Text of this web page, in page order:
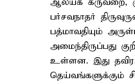
பர்சவநாதர்
பத்மாவதியும்
அமைந்திருப்பது
உள்ளன. இது
தெய்வங்களுக்கும்